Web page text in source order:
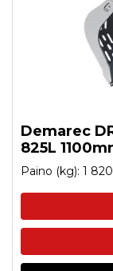
Demarec
825L
Paino (kg): 1